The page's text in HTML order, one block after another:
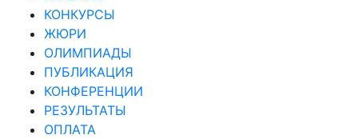
КОНКУРСЫ
ЖЮРИ
ОЛИМПИАДЫ
ПУБЛИКАЦИЯ
КОНФЕРЕНЦИИ
РЕЗУЛЬТАТЫ
ОПЛАТА